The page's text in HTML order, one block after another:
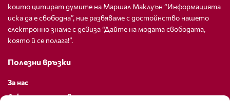
които цитират думите на Маршал Маклуън “Информацията
иска да е свободна”, ние развяваме с достойнство нашето
електронно знаме с девиза “Дайте на модата свободата,
която й се полага!”.
Полезни връзки
За нас
Декларация за поверителност